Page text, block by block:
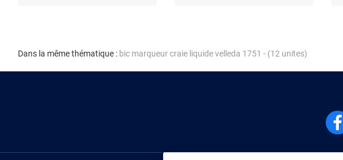
Dans la même thématique : bic marqueur craie liquide velleda 1751 - (12 unites)